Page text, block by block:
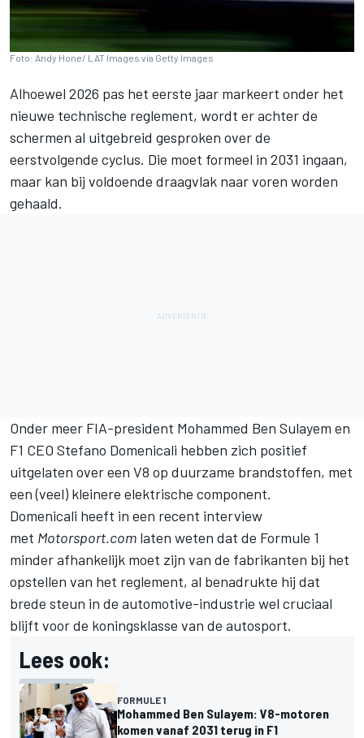
Foto: Andy Hone/ LAT Images via Getty Images
Alhoewel 2026 pas het eerste jaar markeert onder het
nieuwe technische reglement, wordt er achter de
schermen al uitgebreid gesproken over de
eerstvolgende cyclus. Die moet formeel in 2031 ingaan,
maar kan bij voldoende draagvlak naar voren worden
gehaald.
Onder meer FIA-president Mohammed Ben Sulayem en
F1 CEO Stefano Domenicali hebben zich positief
uitgelaten over een V8 op duurzame brandstoffen, met
een (veel) kleinere elektrische component.
Domenicali heeft in een recent interview
met Motorsport.com laten weten dat de Formule 1
minder afhankelijk moet zijn van de fabrikanten bij het
opstellen van het reglement, al benadrukte hij dat
brede steun in de automotive-industrie wel cruciaal
blijft voor de koningsklasse van de autosport.
Lees ook:
FORMULE 1
Mohammed Ben Sulayem: V8-motoren
komen vanaf 2031 terug in F1